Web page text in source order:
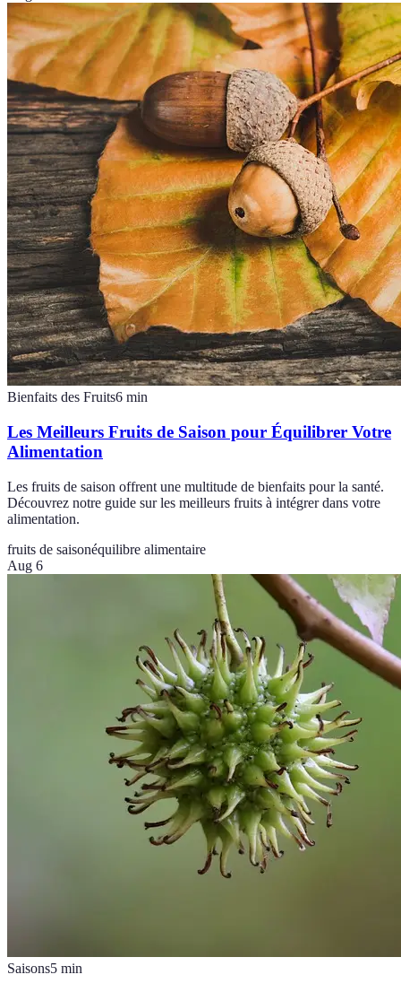
Bienfaits des Fruits6 min
Les Meilleurs Fruits de Saison pour Équilibrer Votre
Alimentation
Les fruits de saison offrent une multitude de bienfaits pour la santé.
Découvrez notre guide sur les meilleurs fruits à intégrer dans votre
alimentation.
fruits de saisonéquilibre alimentaire
Aug 6
Saisons5 min